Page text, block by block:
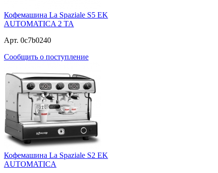
Кофемашина La Spaziale S5 EK
AUTOMATICA 2 TA
Арт. 0c7b0240
Сообщить о поступление
Кофемашина La Spaziale S2 EK
AUTOMATICA